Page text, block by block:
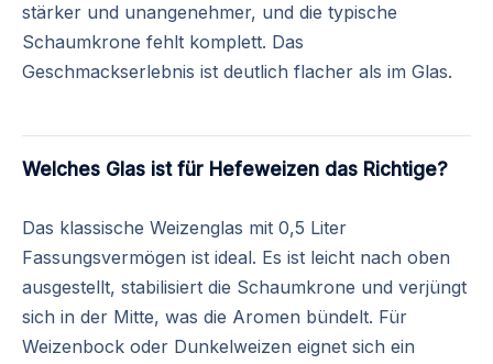
stärker und unangenehmer, und die typische
Schaumkrone fehlt komplett. Das
Geschmackserlebnis ist deutlich flacher als im Glas.
Welches Glas ist für Hefeweizen das Richtige?
Das klassische Weizenglas mit 0,5 Liter
Fassungsvermögen ist ideal. Es ist leicht nach oben
ausgestellt, stabilisiert die Schaumkrone und verjüngt
sich in der Mitte, was die Aromen bündelt. Für
Weizenbock oder Dunkelweizen eignet sich ein